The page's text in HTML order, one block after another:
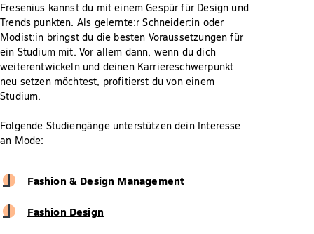
Fresenius kannst du mit einem Gespür für Design und
Trends punkten. Als gelernte:r Schneider:in oder
Modist:in bringst du die besten Voraussetzungen für
ein Studium mit. Vor allem dann, wenn du dich
weiterentwickeln und deinen Karriereschwerpunkt
neu setzen möchtest, profitierst du von einem
Studium.
Folgende Studiengänge unterstützen dein Interesse
an Mode:
Fashion & Design Management
Fashion Design